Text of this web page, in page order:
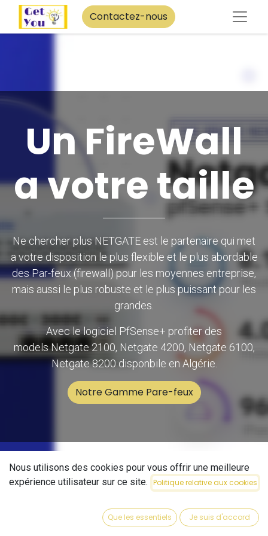
Contactez-nous
Un FireWall
a votre taille
Ne chercher plus NETGATE est le partenaire qui met
a votre disposition le plus flexible et le plus abordable
des Par-feux (firewall) pour les moyennes entreprise,
mais aussi le plus robuste et le plus puissant pour les
grandes.
Avec le logiciel PfSense+ profiter des
models Netgate 2100, Netgate 4200, Netgate 6100,
Netgate 8200 disponbile en Algérie.
Notre Gamme Pare-feux
Nous utilisons des cookies pour vous offrir une meilleure
expérience utilisateur sur ce site. Politique relative aux cookies
Que les essentiels Je suis d'accord